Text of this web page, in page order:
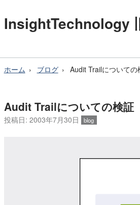
InsightTechnology
ホーム ブログ Audit Trailについて
Audit Trailについての検
投稿日: 2003年7月30日 blog